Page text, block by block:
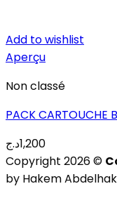
Add to wishlist
Aperçu
Non classé
PACK CARTOUCHE
1,200د.ج
Copyright 2026 ©
by Hakem